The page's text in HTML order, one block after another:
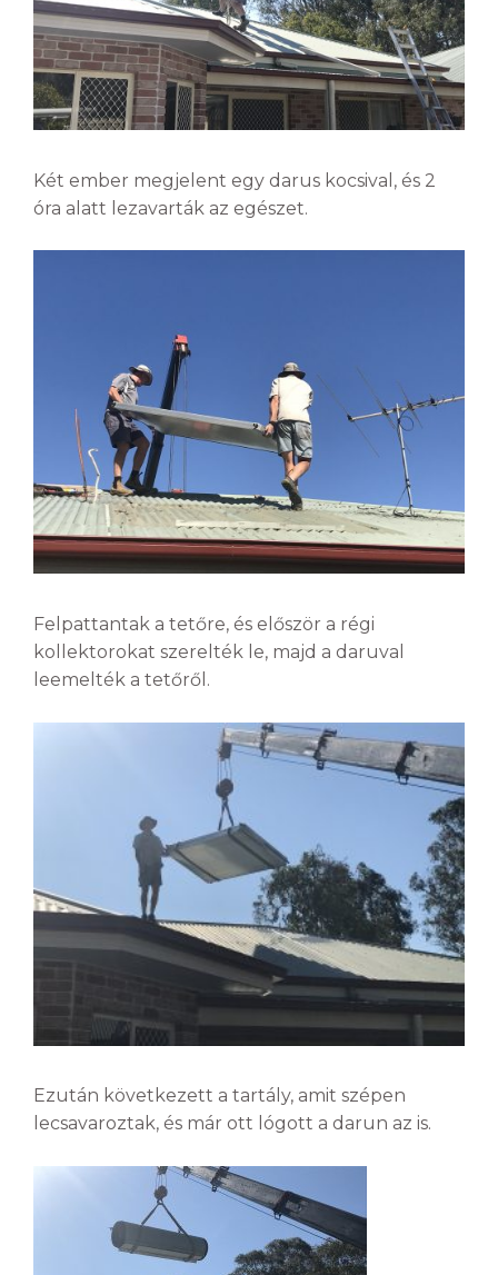
Két ember megjelent egy darus kocsival, és 2
óra alatt lezavarták az egészet.
Felpattantak a tetőre, és először a régi
kollektorokat szerelték le, majd a daruval
leemelték a tetőről.
Ezután következett a tartály, amit szépen
lecsavaroztak, és már ott lógott a darun az is.